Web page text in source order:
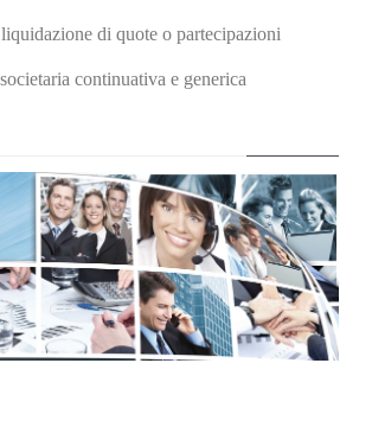
di quote o partecipazioni
continuativa e generica